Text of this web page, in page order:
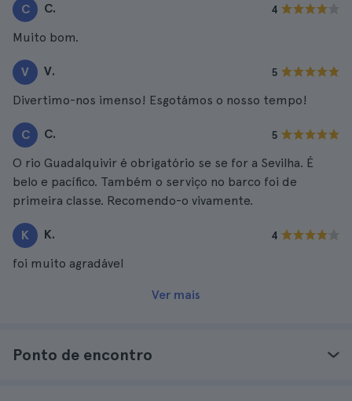
C C. 4
Muito bom.
V V. 5
Divertimo-nos imenso! Esgotámos o nosso tempo!
C C. 5
O rio Guadalquivir é obrigatório se se for a Sevilha. É
belo e pacífico. Também o serviço no barco foi de
primeira classe. Recomendo-o vivamente.
K K. 4
foi muito agradável
Ver mais
Ponto de encontro